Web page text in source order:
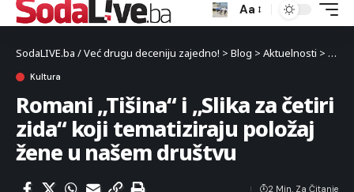
Aa
SodaLIVE.ba / Već drugu deceniju zajedno! > Blog > Aktuelnosti >
Kultura
Romani „Tišina“ i „Slika za četiri
zida“ koji tematiziraju položaj
žene u našem društvu
2 Min. Za Čitanje